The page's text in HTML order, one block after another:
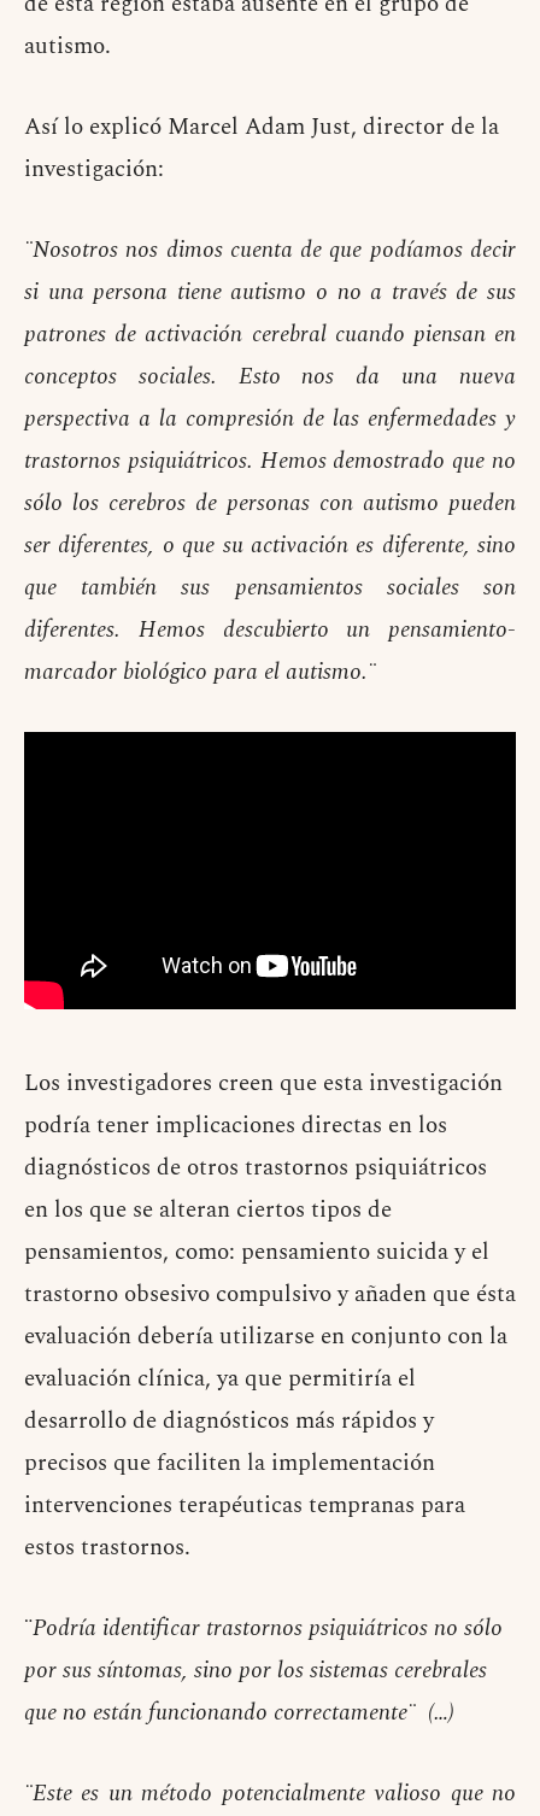
autismo.
Así lo explicó Marcel Adam Just, director de la
investigación:
¨Nosotros nos dimos cuenta de que podíamos decir
si una persona tiene autismo o no a través de sus
patrones de activación cerebral cuando piensan en
conceptos sociales. Esto nos da una nueva
perspectiva a la compresión de las enfermedades y
trastornos psiquiátricos. Hemos demostrado que no
sólo los cerebros de personas con autismo pueden
ser diferentes, o que su activación es diferente, sino
que también sus pensamientos sociales son
diferentes. Hemos descubierto un pensamiento-
marcador biológico para el autismo.¨
Los investigadores creen que esta investigación
podría tener implicaciones directas en los
diagnósticos de otros trastornos psiquiátricos
en los que se alteran ciertos tipos de
pensamientos, como: pensamiento suicida y el
trastorno obsesivo compulsivo y añaden que ésta
evaluación debería utilizarse en conjunto con la
evaluación clínica, ya que permitiría el
desarrollo de diagnósticos más rápidos y
precisos que faciliten la implementación
intervenciones terapéuticas tempranas para
estos trastornos.
¨Podría identificar trastornos psiquiátricos no sólo
por sus síntomas, sino por los sistemas cerebrales
que no están funcionando correctamente¨ (…)
¨Este es un método potencialmente valioso que no